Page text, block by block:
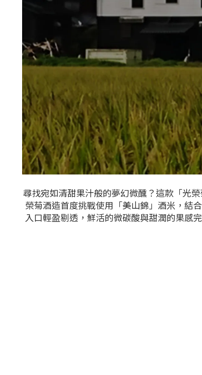
尋找宛如清甜果汁般的夢幻微醺？這款「光
榮菊酒造首度挑戰使用「美山錦」酒米，結
入口輕盈剔透，鮮活的微碳酸與甜潤的果感